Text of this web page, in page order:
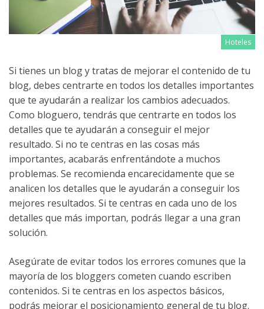
Hoteles
Si tienes un blog y tratas de mejorar el contenido de tu
blog, debes centrarte en todos los detalles importantes
que te ayudarán a realizar los cambios adecuados.
Como bloguero, tendrás que centrarte en todos los
detalles que te ayudarán a conseguir el mejor
resultado. Si no te centras en las cosas más
importantes, acabarás enfrentándote a muchos
problemas. Se recomienda encarecidamente que se
analicen los detalles que le ayudarán a conseguir los
mejores resultados. Si te centras en cada uno de los
detalles que más importan, podrás llegar a una gran
solución.
Asegúrate de evitar todos los errores comunes que la
mayoría de los bloggers cometen cuando escriben
contenidos. Si te centras en los aspectos básicos,
podrás mejorar el posicionamiento general de tu blog.